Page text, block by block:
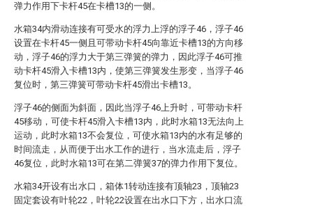
弹力作用下卡杆45在卡槽13的一侧。
水箱34内滑动连接有可受水的浮力上浮的浮子46，浮子46
设置在卡杆45一侧且可带动卡杆45向靠近卡槽13的方向移
动，浮子46的浮力大于第三弹簧的弹力，因此浮子46可推
动卡杆45滑入卡槽13内，使第三弹簧发生形变，当浮子46
复位时，第三弹簧可带动卡杆45滑出卡槽13。
浮子46的侧面为斜面，因此当浮子46上升时，可带动卡杆
45移动，可使卡杆45滑入卡槽13内，此时水箱13无法向上
运动，此时水箱13不会复位，可使水箱13内的水有足够的
时间流走，从而便于出水工作的进行，当水流走后，浮子
46复位，此时水箱13可在第二弹簧37的弹力作用下复位。
水箱34开设有出水口，箱体1转动连接有顶轴23，顶轴23
固定套设有叶轮22，叶轮22设置在出水口下方，出水口流